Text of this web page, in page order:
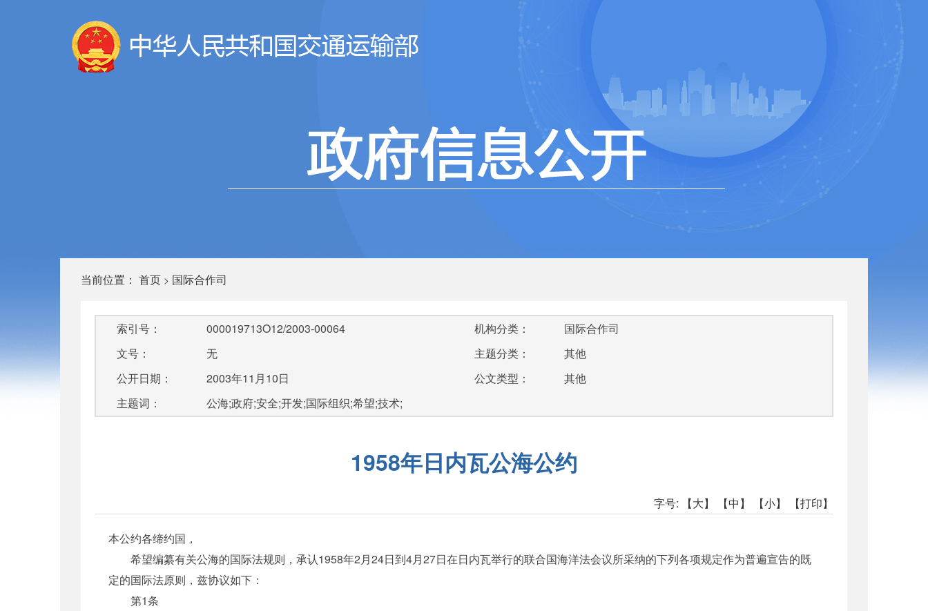
当前位置： 首页 > 国际合作司
索引号：
000019713O12/2003-00064
文号：
无
公开日期：
2003年11月10日
主题词：
公海;政府;安全;开发;国际组织;希望;技术;
机构分类：
国际合作司
主题分类：
其他
公文类型：
其他
1958年日内瓦公海公约
字号: 【大】 【中】 【小】 【打印】
本公约各缔约国，
希望编纂有关公海的国际法规则，承认1958年2月24日到4月27日在日内瓦举行的联合国海洋法会议所采纳的下列各项规定作为普遍宣告的既
定的国际法原则，兹协议如下：
第1条